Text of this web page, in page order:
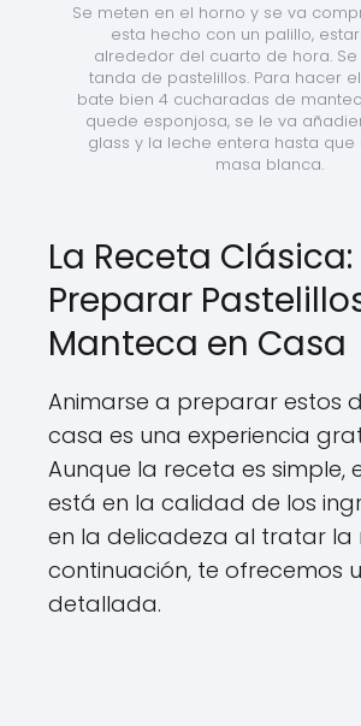
Se meten en el horno y se va
esta hecho con un palillo,
alrededor del cuarto de hora.
tanda de pastelillos. Para hacer
bate bien 4 cucharadas de
quede esponjosa, se le va
glass y la leche entera hasta que
masa blanca.
La Receta
Preparar
Manteca en Casa
Animarse a preparar estos
casa es una experiencia
Aunque la receta es simple,
está en la calidad de los
en la delicadeza al tratar la
continuación, te ofrecemos
detallada.